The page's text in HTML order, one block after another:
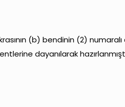
(b) bendinin (2) numaralı
dayanılarak